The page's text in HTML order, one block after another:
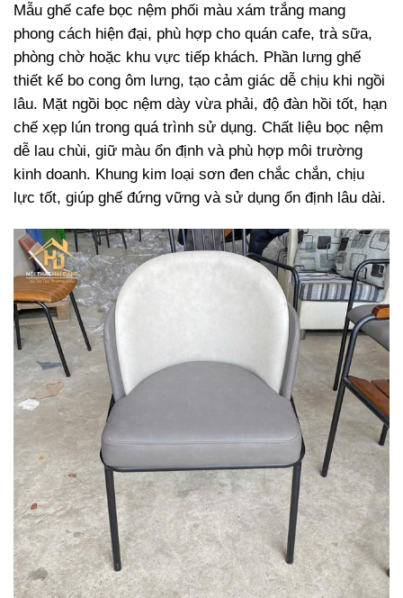
Mẫu ghế cafe bọc nệm phối màu xám trắng mang
phong cách hiện đại, phù hợp cho quán cafe, trà sữa,
phòng chờ hoặc khu vực tiếp khách. Phần lưng ghế
thiết kế bo cong ôm lưng, tạo cảm giác dễ chịu khi ngồi
lâu. Mặt ngồi bọc nệm dày vừa phải, độ đàn hồi tốt, hạn
chế xẹp lún trong quá trình sử dụng. Chất liệu bọc nệm
dễ lau chùi, giữ màu ổn định và phù hợp môi trường
kinh doanh. Khung kim loại sơn đen chắc chắn, chịu
lực tốt, giúp ghế đứng vững và sử dụng ổn định lâu dài.